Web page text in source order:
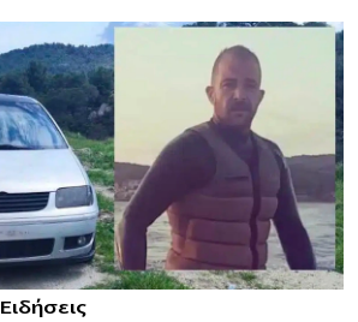
Ειδήσεις